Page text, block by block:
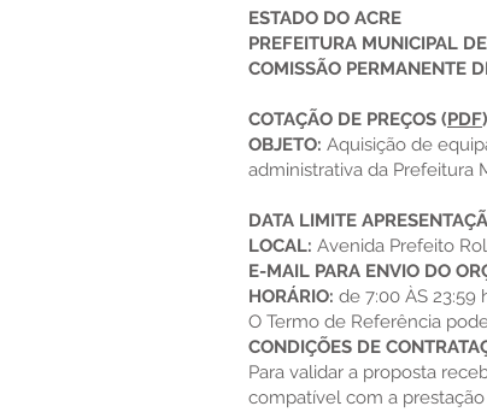
ESTADO DO ACRE
PREFEITURA MUNICIPAL
COMISSÃO PERMANENTE
COTAÇÃO DE PREÇOS (PDF)
OBJETO: Aquisição de
administrativa da Prefeitura
DATA LIMITE
LOCAL: Avenida Prefeito
E-MAIL PARA ENVIO DO
HORÁRIO: de 7:00 ÀS 23:59
O Termo de Referência
CONDIÇÕES DE
Para validar a proposta
compatível com a